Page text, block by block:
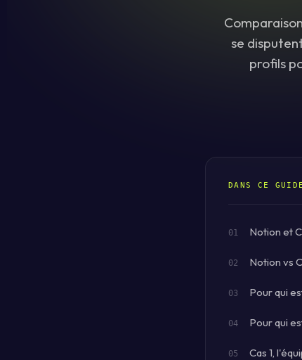
se
profils
DANS CE GUIDE
Notion et
Notion vs
Pour qui
Pour qui
Cas 1,